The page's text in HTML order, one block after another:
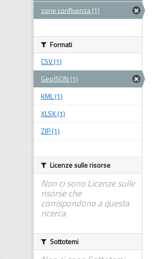
zone confluenza (1)
Formati
CSV (1)
GeoJSON (1)
KML (1)
XLSX (1)
ZIP (1)
Licenze sulle risorse
Non ci sono Licenze sulle
risorse che
corrispondono a questa
ricerca
Sottotemi